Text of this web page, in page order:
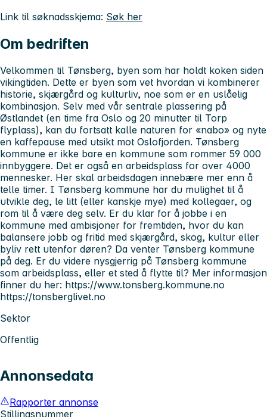
Link til søknadsskjema: Søk her
Om bedriften
Velkommen til Tønsberg, byen som har holdt koken siden
vikingtiden. Dette er byen som vet hvordan vi kombinerer
historie, skjærgård og kulturliv, noe som er en uslåelig
kombinasjon. Selv med vår sentrale plassering på
Østlandet (en time fra Oslo og 20 minutter til Torp
flyplass), kan du fortsatt kalle naturen for «nabo» og nyte
en kaffepause med utsikt mot Oslofjorden. Tønsberg
kommune er ikke bare en kommune som rommer 59 000
innbyggere. Det er også en arbeidsplass for over 4000
mennesker. Her skal arbeidsdagen innebære mer enn å
telle timer. I Tønsberg kommune har du mulighet til å
utvikle deg, le litt (eller kanskje mye) med kollegaer, og
rom til å være deg selv. Er du klar for å jobbe i en
kommune med ambisjoner for fremtiden, hvor du kan
balansere jobb og fritid med skjærgård, skog, kultur eller
byliv rett utenfor døren? Da venter Tønsberg kommune
på deg. Er du videre nysgjerrig på Tønsberg kommune
som arbeidsplass, eller et sted å flytte til? Mer informasjon
finner du her: https://www.tonsberg.kommune.no
https://tonsberglivet.no
Sektor
Offentlig
Annonsedata
Rapporter annonse
Stillingsnummer